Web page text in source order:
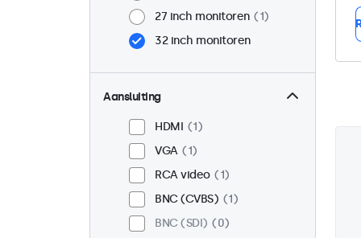
27 inch monitoren
1
32 inch monitoren
Aansluiting
HDMI
1
VGA
1
RCA video
1
BNC (CVBS)
1
BNC (SDI)
0